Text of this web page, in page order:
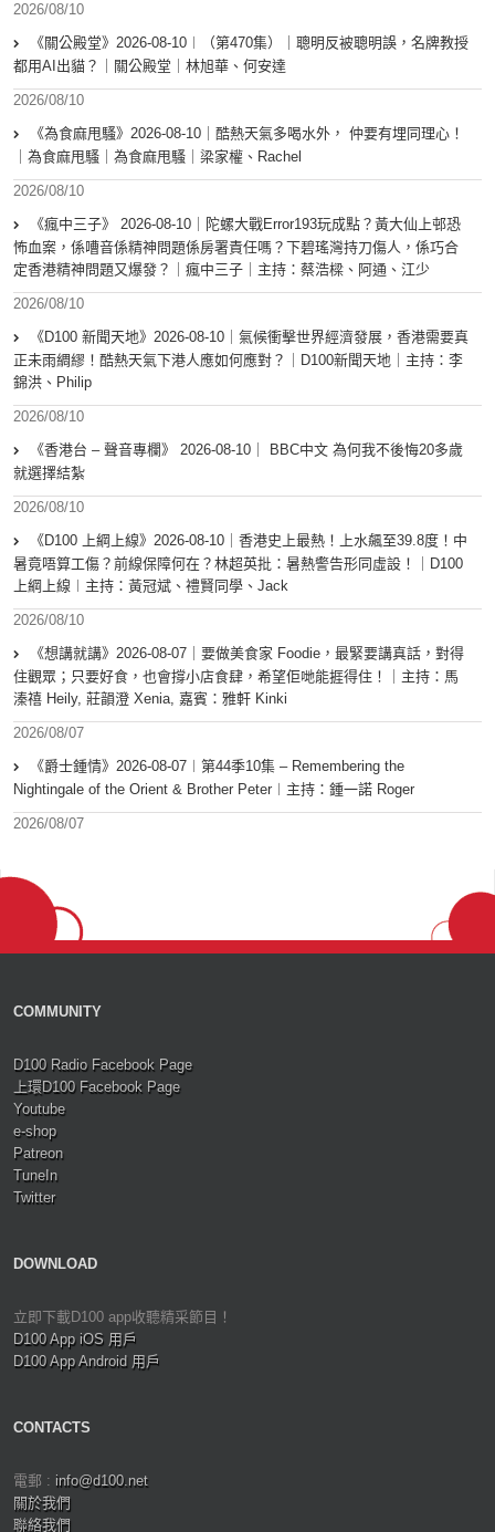
2026/08/10
《關公殿堂》2026-08-10︱（第470集）｜聰明反被聰明誤，名牌教授
都用AI出貓？｜關公殿堂｜林旭華、何安達
2026/08/10
《為食麻甩騷》2026-08-10｜酷熱天氣多喝水外， 仲要有埋同理心！
｜為食麻甩騷｜為食麻甩騷｜梁家權、Rachel
2026/08/10
《瘋中三子》 2026-08-10｜陀螺大戰Error193玩成點？黃大仙上邨恐
怖血案，係嘈音係精神問題係房署責任嗎？下碧瑤灣持刀傷人，係巧合
定香港精神問題又爆發？｜瘋中三子｜主持：蔡浩樑、阿通、江少
2026/08/10
《D100 新聞天地》2026-08-10｜氣候衝擊世界經濟發展，香港需要真
正未雨綢繆！酷熱天氣下港人應如何應對？｜D100新聞天地｜主持：李
錦洪、Philip
2026/08/10
《香港台 – 聲音專欄》 2026-08-10｜ BBC中文 為何我不後悔20多歲
就選擇結紮
2026/08/10
《D100 上綱上線》2026-08-10｜香港史上最熱！上水飆至39.8度！中
暑竟唔算工傷？前線保障何在？林超英批：暑熱警告形同虛設！｜D100
上綱上線︱主持：黃冠斌、禮賢同學、Jack
2026/08/10
《想講就講》2026-08-07｜要做美食家 Foodie，最緊要講真話，對得
住觀眾；只要好食，也會撐小店食肆，希望佢哋能捱得住！｜主持：馬
溱禧 Heily, 莊韻澄 Xenia, 嘉賓：雅軒 Kinki
2026/08/07
《爵士鍾情》2026-08-07︱第44季10集 – Remembering the
Nightingale of the Orient & Brother Peter︱主持：鍾一諾 Roger
2026/08/07
COMMUNITY
D100 Radio Facebook Page
上環D100 Facebook Page
Youtube
e-shop
Patreon
TuneIn
Twitter
DOWNLOAD
立即下載D100 app收聽精采節目！
D100 App iOS 用戶
D100 App Android 用戶
CONTACTS
電郵 : info@d100.net
關於我們
聯絡我們